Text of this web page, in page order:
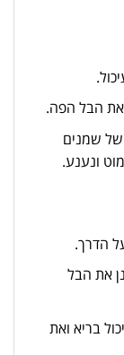
את הבל הפה.
של שמנים
ונענע.
הדרך.
את הבל
בריא ואת